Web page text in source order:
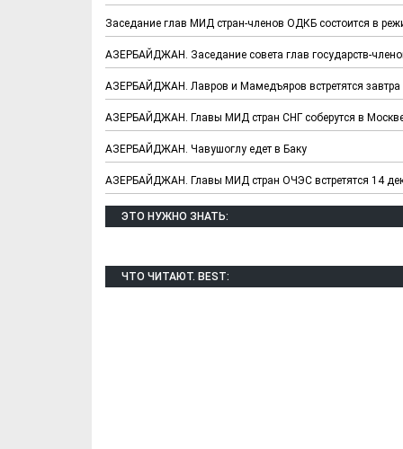
Заседание глав МИД стран-членов ОДКБ состоится в
АЗЕРБАЙДЖАН. Заседание совета глав государств-
АЗЕРБАЙДЖАН. Лавров и Мамедъяров встретятся завтра
АЗЕРБАЙДЖАН. Главы МИД стран СНГ соберутся в
АЗЕРБАЙДЖАН. Чавушоглу едет в Баку
АЗЕРБАЙДЖАН. Главы МИД стран ОЧЭС встретятся 14
ЭТО НУЖНО ЗНАТЬ:
ЧТО ЧИТАЮТ. BEST:
Х. Гапураев. Капкан
из романа «1овда»)
ЧЕЧНЯ. А.